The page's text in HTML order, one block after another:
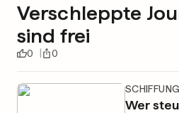
Verschleppte
sind frei
0 0
Wer